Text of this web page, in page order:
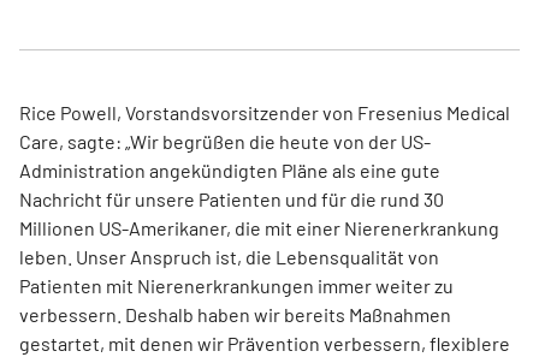
Rice Powell, Vorstandsvorsitzender von Fresenius Medical
Care, sagte: „Wir begrüßen die heute von der US-
Administration angekündigten Pläne als eine gute
Nachricht für unsere Patienten und für die rund 30
Millionen US-Amerikaner, die mit einer Nierenerkrankung
leben. Unser Anspruch ist, die Lebensqualität von
Patienten mit Nierenerkrankungen immer weiter zu
verbessern. Deshalb haben wir bereits Maßnahmen
gestartet, mit denen wir Prävention verbessern, flexiblere